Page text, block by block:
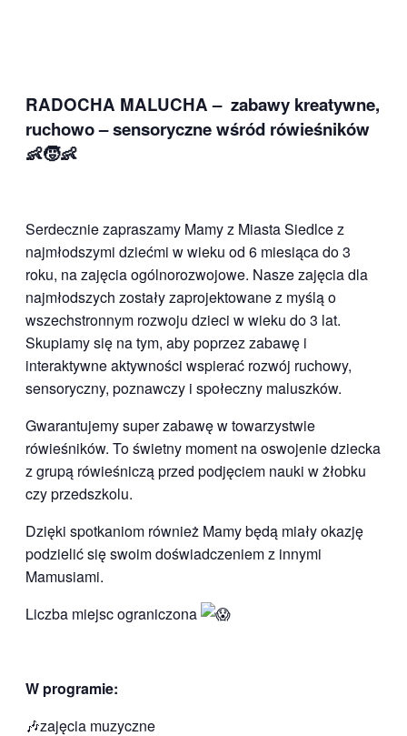
RADOCHA MALUCHA – zabawy kreatywne,
ruchowo – sensoryczne wśród rówieśników
👶🧒👶
Serdecznie zapraszamy Mamy z Miasta Siedlce z
najmłodszymi dziećmi w wieku od 6 miesiąca do 3
roku, na zajęcia ogólnorozwojowe. Nasze zajęcia dla
najmłodszych zostały zaprojektowane z myślą o
wszechstronnym rozwoju dzieci w wieku do 3 lat.
Skupiamy się na tym, aby poprzez zabawę i
interaktywne aktywności wspierać rozwój ruchowy,
sensoryczny, poznawczy i społeczny maluszków.
Gwarantujemy super zabawę w towarzystwie
rówieśników. To świetny moment na oswojenie dziecka
z grupą rówieśniczą przed podjęciem nauki w żłobku
czy przedszkolu.
Dzięki spotkaniom również Mamy będą miały okazję
podzielić się swoim doświadczeniem z innymi
Mamusiami.
Liczba miejsc ograniczona
W programie:
🎶zajęcia muzyczne